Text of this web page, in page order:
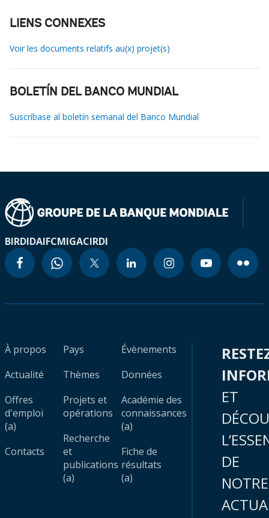
LIENS CONNEXES
Voir les documents relatifs au(x) projet(s)
BOLETÍN DEL BANCO MUNDIAL
Suscríbase al boletín semanal del Banco Mundial
BIRDIDAIFCMIGACIRDI
À propos
Actualité
Offres
d'emploi
(a)
Contacts
Pays
Thèmes
Projets et
opérations
Recherche
et
publications
(a)
Évènements
Données
Académie des
connaissances
(a)
Fiche de
résultats
(a)
ET
DE
NOTRE